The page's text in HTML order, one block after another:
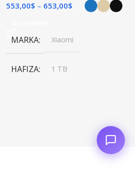
553,00$ 653,00$
MARKA Xiaomi
HAFIZA
1 TB